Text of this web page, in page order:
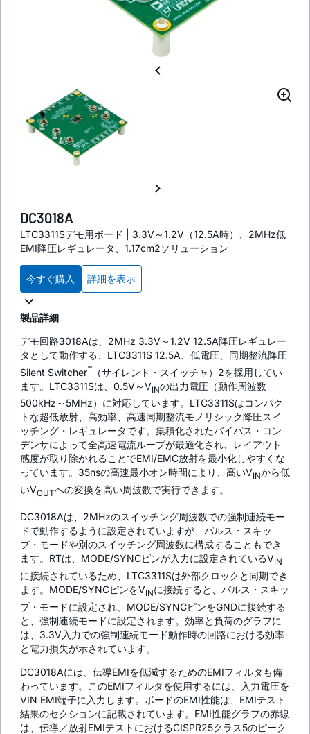
DC3018A
LTC3311Sデモ用ボード | 3.3V～1.2V（12.5A時）、2MHz低
EMI降圧レギュレータ、1.17cm2ソリューション
今すぐ購入 詳細を表示
製品詳細
デモ回路3018Aは、2MHz 3.3V～1.2V 12.5A降圧レギュレー
タとして動作する、LTC3311S 12.5A、低電圧、同期整流降圧
Silent Switcher™
（サイレント・スイッチャ）2を採用してい
ます。LTC3311Sは、0.5V～VINの出力電圧（動作周波数
500kHz～5MHz）に対応しています。LTC3311Sはコンパク
トな超低放射、高効率、高速同期整流モノリシック降圧スイ
ッチング・レギュレータです。集積化されたバイパス・コン
デンサによって全高速電流ループが最適化され、レイアウト
感度が取り除かれることでEMI/EMC放射を最小化しやすくな
っています。35nsの高速最小オン時間により、高いVINから低
いVOUTへの変換を高い周波数で実行できます。
DC3018Aは、2MHzのスイッチング周波数での強制連続モー
ドで動作するように設定されていますが、パルス・スキッ
プ・モードや別のスイッチング周波数に構成することもでき
ます。RTは、MODE/SYNCピンが入力に設定されているVIN
に接続されているため、LTC3311Sは外部クロックと同期でき
ます。MODE/SYNCピンをVINに接続すると、パルス・スキッ
プ・モードに設定され、MODE/SYNCピンをGNDに接続する
と、強制連続モードに設定されます。効率と負荷のグラフに
は、3.3V入力での強制連続モード動作時の回路における効率
と電力損失が示されています。
DC3018Aには、伝導EMIを低減するためのEMIフィルタも備
わっています。このEMIフィルタを使用するには、入力電圧を
VIN EMI端子に入力します。ボードのEMI性能は、EMIテスト
結果のセクションに記載されています。EMI性能グラフの赤線
は、伝導／放射EMIテストにおけるCISPR25クラス5のピーク